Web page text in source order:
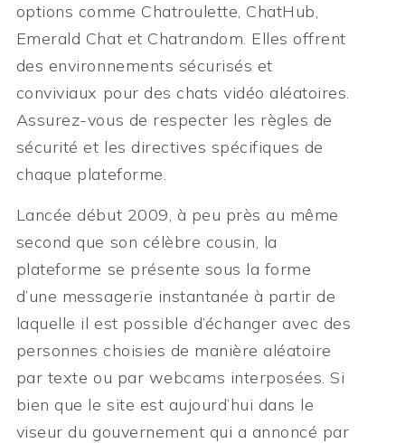
options comme Chatroulette, ChatHub,
Emerald Chat et Chatrandom. Elles offrent
des environnements sécurisés et
conviviaux pour des chats vidéo aléatoires.
Assurez-vous de respecter les règles de
sécurité et les directives spécifiques de
chaque plateforme.
Lancée début 2009, à peu près au même
second que son célèbre cousin, la
plateforme se présente sous la forme
d’une messagerie instantanée à partir de
laquelle il est possible d’échanger avec des
personnes choisies de manière aléatoire
par texte ou par webcams interposées. Si
bien que le site est aujourd’hui dans le
viseur du gouvernement qui a annoncé par